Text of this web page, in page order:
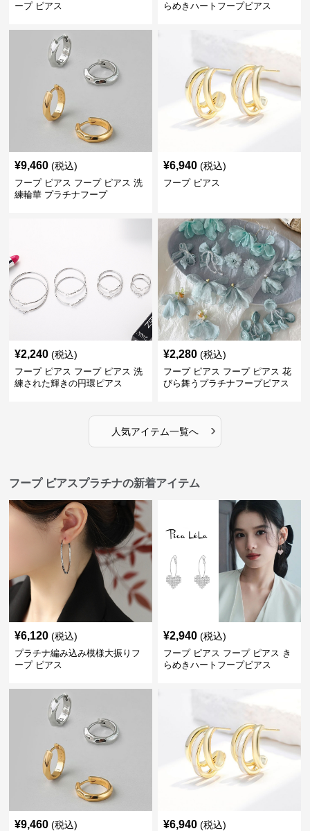
ープ ピアス らめきハートフープピアス
¥9,460 (税込)
フープ ピアス フープ ピアス 洗
練輪華 プラチナフープ
¥6,940 (税込)
フープ ピアス
¥2,240 (税込)
フープ ピアス フープ ピアス 洗
練された輝きの円環ピアス
¥2,280 (税込)
フープ ピアス フープ ピアス 花
びら舞うプラチナフープピアス
人気アイテム一覧へ ›
フープ ピアスプラチナの新着アイテム
¥6,120 (税込)
プラチナ編み込み模様大振りフ
ープ ピアス
¥2,940 (税込)
フープ ピアス フープ ピアス き
らめきハートフープピアス
¥9,460 (税込) ¥6,940 (税込)